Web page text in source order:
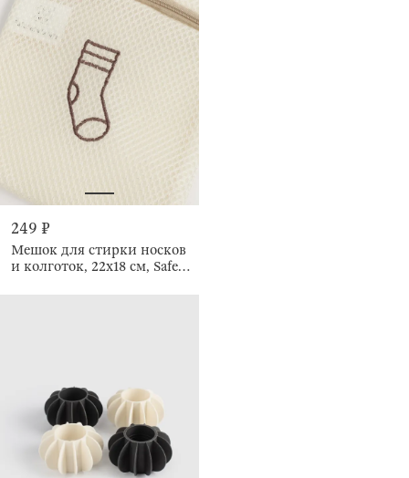
249 ₽
Мешок для стирки носков
и колготок, 22х18 см, Safety